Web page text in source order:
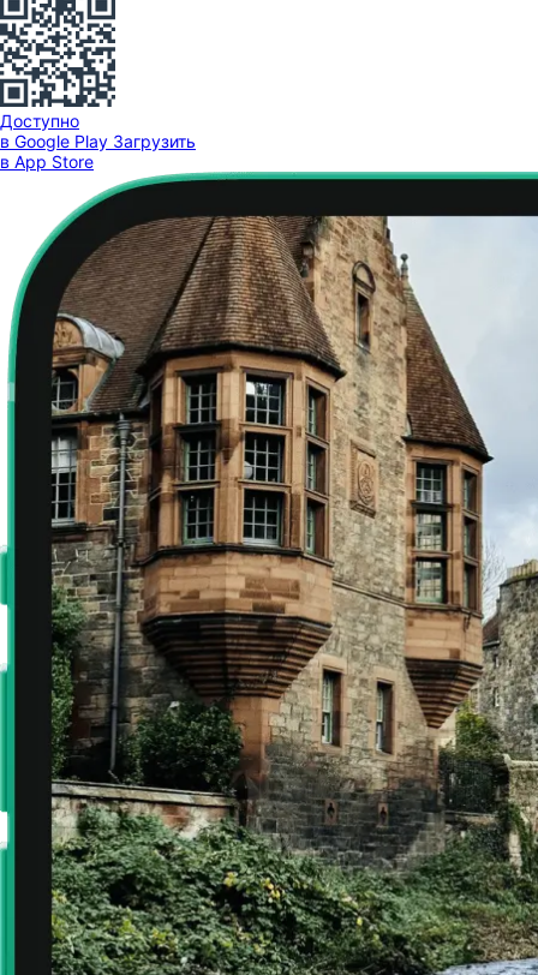
Доступно
в Google Play Загрузить
в App Store